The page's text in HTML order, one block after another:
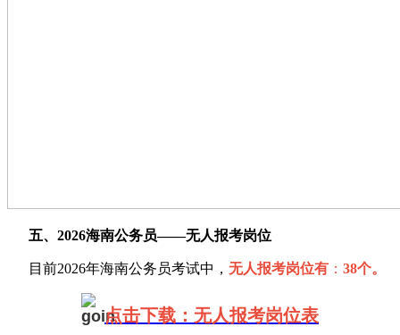
五、2026海南公务员——无人报考岗位
目前2026年海南公务员考试中， 无人报考岗位有 ： 38个。
点击下载：无人报考岗位表